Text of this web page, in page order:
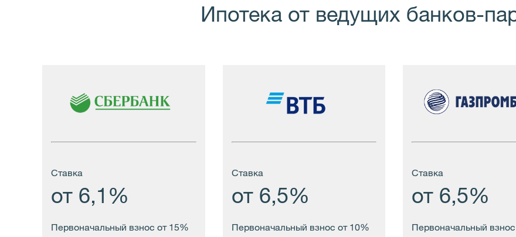
Ипотека от ведущих банков-
Ставка
от 6,1%
Первоначальный взнос от 15%
Cтавка
от 6,5%
Первоначальный взнос от 10%
Cтавка
от 6,5%
Первоначальный